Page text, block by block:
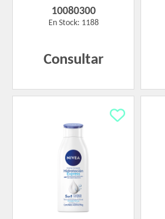
10080300
En Stock: 1188
Consultar